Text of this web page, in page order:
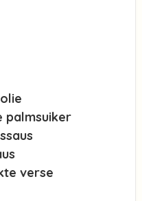
palmsuiker
verse